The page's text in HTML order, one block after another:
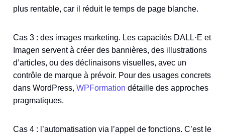
plus rentable, car il réduit le temps de page blanche.
Cas 3 : des images marketing. Les capacités DALL·E et
Imagen servent à créer des bannières, des illustrations
d’articles, ou des déclinaisons visuelles, avec un
contrôle de marque à prévoir. Pour des usages concrets
dans WordPress, WPFormation détaille des approches
pragmatiques.
Cas 4 : l’automatisation via l’appel de fonctions. C’est le